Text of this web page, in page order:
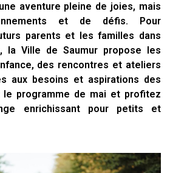
aventure pleine de joies, mais
et de défis. Pour
parents et les familles dans
la Ville de Saumur propose les
des rencontres et ateliers
aux besoins et aspirations des
le programme de mai et profitez
enrichissant pour petits et